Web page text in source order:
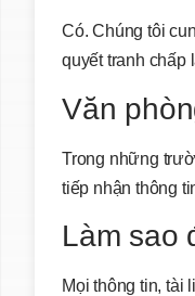
Có. Chúng tôi
quyết tranh chấp
Văn
Trong những
tiếp nhận thông
Làm sao
Mọi thông tin, tài